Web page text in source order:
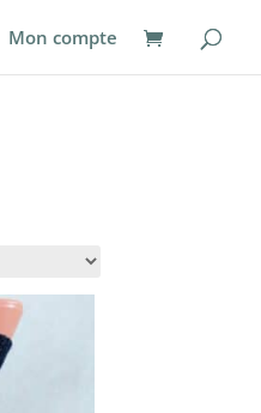
Mon compte